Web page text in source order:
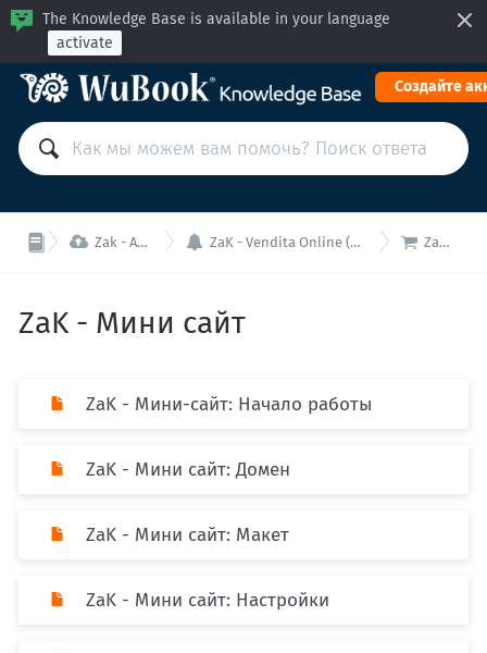
The Knowledge Base is available in your language
activate
Cоздайте
 Zak - All In One (PMS+МБ+МК)  ZaK - Vendita Online (Online Reception, Mini Sito e Channel Manager)  ZaK - Мини сайт
ZaK - Мини сайт
ZaK - Мини-сайт: Начало работы
ZaK - Мини сайт: Домен
ZaK - Мини сайт: Макет
ZaK - Мини сайт: Настройки